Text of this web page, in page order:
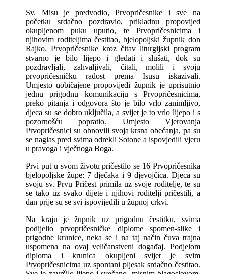
Sv. Misu je predvodio, Prvopričesnike i sve na
početku srdačno pozdravio, prikladnu propovijed
okupljenom puku uputio, te Prvopričesnicima i
njihovim roditeljima čestitao, bjelopoljski župnik don
Rajko. Prvopričesnike kroz čitav liturgijski program
stvarno je bilo lijepo i gledati i slušati, dok su
pozdravljali, zahvaljivali, čitali, molili i svoju
prvopričesničku radost prema Isusu iskazivali.
Umjesto uobičajene propovijedi župnik je uprisutnio
jednu prigodnu komunikaciju s Prvopričesnicima,
preko pitanja i odgovora što je bilo vrlo zanimljivo,
djeca su se dobro uključila, a svijet je to vrlo lijepo i s
pozornošću popratio. Umjesto Vjerovanja
Prvopričesnici su obnovili svoja krsna obećanja, pa su
se naglas pred svima odrekli Sotone a ispovjedili vjeru
u pravoga i vječnoga Boga.
Prvi put u svom životu pričestilo se 16 Prvopričesnika
bjelopoljske župe: 7 dječaka i 9 djevojčica. Djeca su
svoju sv. Prvu Pričest primila uz svoje roditelje, te su
se tako uz svako dijete i njihovi roditelji pričestili, a
dan prije su se svi ispovijedili u župnoj crkvi.
Na kraju je župnik uz prigodnu čestitku, svima
podijelio prvopričesničke diplome spomen-slike i
prigodne krunice, neka se i na taj način čuva trajna
uspomena na ovaj veličanstveni događaj. Podjelom
diploma i krunica okupljeni svijet je svim
Prvopričesnicima uz spontani pljesak srdačno čestitao.